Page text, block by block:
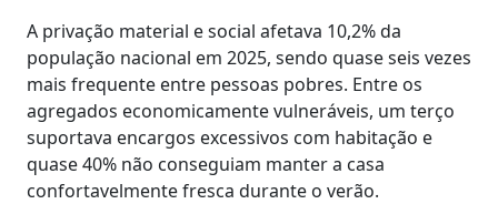
A privação material e social afetava 10,2% da
população nacional em 2025, sendo quase seis vezes
mais frequente entre pessoas pobres. Entre os
agregados economicamente vulneráveis, um terço
suportava encargos excessivos com habitação e
quase 40% não conseguiam manter a casa
confortavelmente fresca durante o verão.